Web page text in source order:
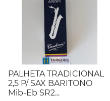
PALHETA TRADICIONAL
2,5 P/ SAX BARITONO
Mib-Eb SR2...